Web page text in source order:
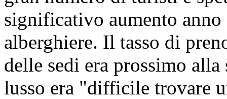
significativo aumento
alberghiere. Il tasso di
delle sedi era prossimo
lusso era "difficile trovare